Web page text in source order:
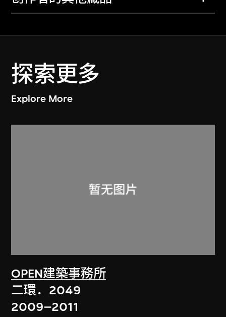
探索更多
Explore More
OPEN建築事務所
二環．2049
2009–2011